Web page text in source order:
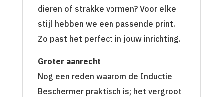
dieren of strakke vormen? Voor elke
stijl hebben we een passende print.
Zo past het perfect in jouw inrichting.
Groter aanrecht
Nog een reden waarom de Inductie
Beschermer praktisch is; het vergroot